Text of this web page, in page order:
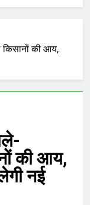
किसानों की आय,
की आय,
नई